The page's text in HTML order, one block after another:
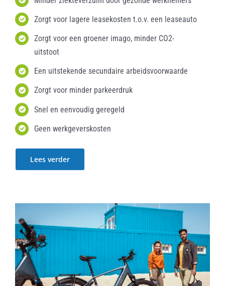
Zorgt voor lagere leasekosten t.o.v. een leaseauto
Zorgt voor een groener imago, minder CO2-
uitstoot
Een uitstekende secundaire arbeidsvoorwaarde
Zorgt voor minder parkeerdruk
Snel en eenvoudig geregeld
Geen werkgeverskosten
Lees verder